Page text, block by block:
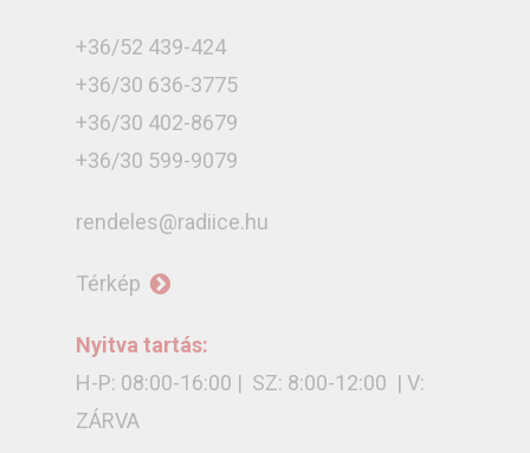
+36/52 439-424
+36/30 636-3775
+36/30 402-8679
+36/30 599-9079
rendeles@radiice.hu
Térkép
Nyitva tartás:
H-P: 08:00-16:00 | SZ: 8:00-12:00 | V:
ZÁRVA